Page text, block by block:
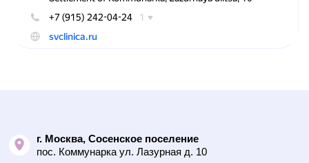
г. Москва, Сосенское поселение
пос. Коммунарка ул. Лазурная д. 10